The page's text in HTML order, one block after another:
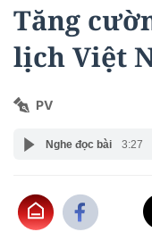
Tăng
lịch Việt
PV
Nghe đọc bài 3:27